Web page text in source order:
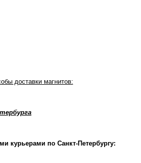
доставки магнитов:
курьерами по Санкт-Петербургу: